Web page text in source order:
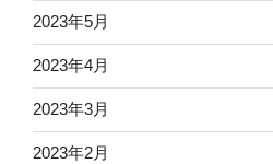
2023年5月
2023年4月
2023年3月
2023年2月